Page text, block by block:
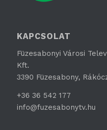
KAPCSOLAT
Füzesabonyi Városi
Kft.
3390 Füzesabony,
+36 36 542 177
info@fuzesabonytv.hu